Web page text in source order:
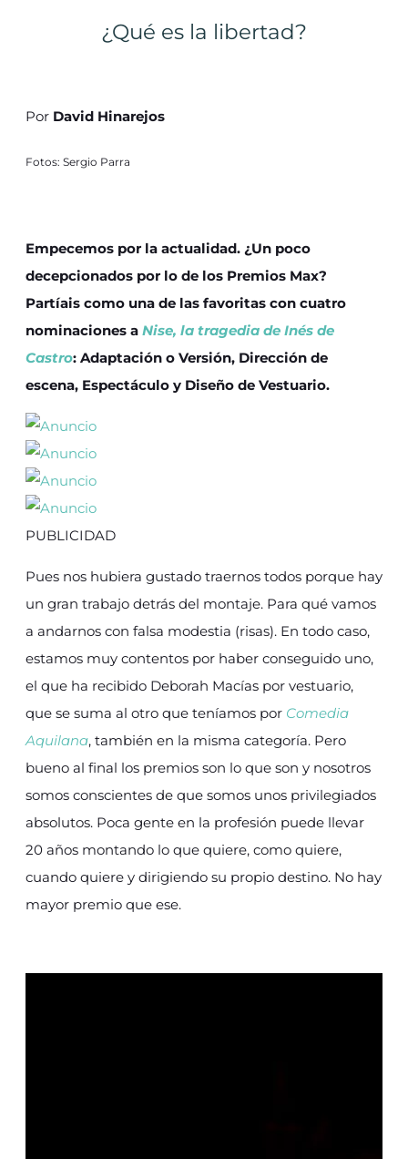
¿Qué es la libertad?
Por David Hinarejos
Fotos: Sergio Parra
Empecemos por la actualidad. ¿Un poco
decepcionados por lo de los Premios Max?
Partíais como una de las favoritas con cuatro
nominaciones a Nise, la tragedia de Inés de
Castro: Adaptación o Versión, Dirección de
escena, Espectáculo y Diseño de Vestuario.
PUBLICIDAD
Pues nos hubiera gustado traernos todos porque hay
un gran trabajo detrás del montaje. Para qué vamos
a andarnos con falsa modestia (risas). En todo caso,
estamos muy contentos por haber conseguido uno,
el que ha recibido Deborah Macías por vestuario,
que se suma al otro que teníamos por Comedia
Aquilana, también en la misma categoría. Pero
bueno al final los premios son lo que son y nosotros
somos conscientes de que somos unos privilegiados
absolutos. Poca gente en la profesión puede llevar
20 años montando lo que quiere, como quiere,
cuando quiere y dirigiendo su propio destino. No hay
mayor premio que ese.